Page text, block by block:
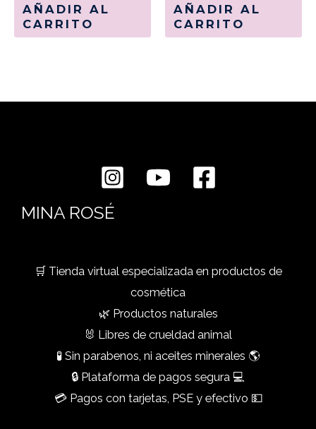
AÑADIR AL
CARRITO
AÑADIR AL
CARRITO
MINA ROSÉ
🛒 Tienda virtual especializada en productos de
cosmética
🌿 Productos naturales
🐰 Libres de crueldad animal
🧪 Sin parabenos, ni aceites minerales 🌎
🔒 Plataforma de pagos segura 💻
💳 Pagos con tarjetas, PSE y efectivo 💵